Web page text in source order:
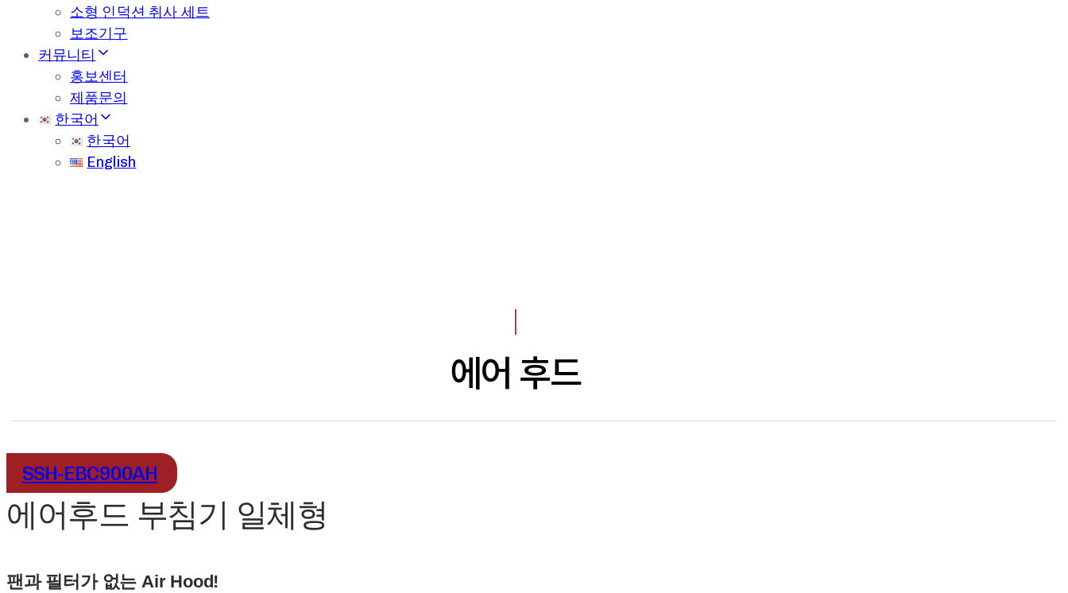
소형 인덕션 취사 세트
보조기구
커뮤니티
홍보센터
제품문의
한국어
한국어
English
I
에어 후드
SSH-EBC900AH
에어후드 부침기 일체형
팬과 필터가 없는 Air Hood!